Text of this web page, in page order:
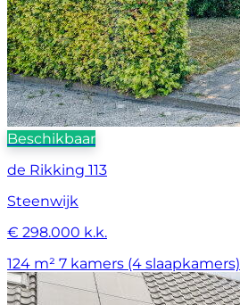
Beschikbaar
de Rikking 113
Steenwijk
€ 298.000 k.k.
124 m² 7 kamers (4 slaapkamers)